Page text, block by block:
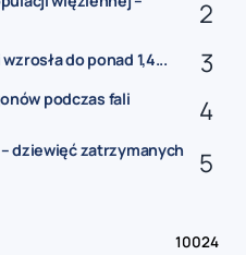
do ponad 1,4...
podczas fali
dziewięć zatrzymanych
10024